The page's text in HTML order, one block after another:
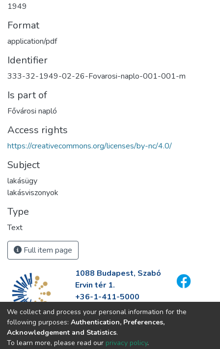
1949
Format
application/pdf
Identifier
333-32-1949-02-26-Fovarosi-naplo-001-001-m
Is part of
Fővárosi napló
Access rights
https://creativecommons.org/licenses/by-nc/4.0/
Subject
lakásügy
lakásviszonyok
Type
Text
Full item page
1088 Budapest, Szabó
Ervin tér 1.
+36-1-411-5000
info@fszek.hu
https://fszek.hu
We collect and process your personal information for the
following purposes: Authentication, Preferences,
Acknowledgement and Statistics.
To learn more, please read our privacy policy.